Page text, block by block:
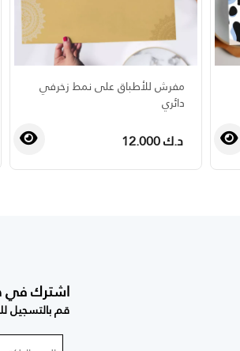
مفرش للأطباق على نمط زخرفي
دائري
د.ك 12.000
اشترك في
قم بالتسجيل